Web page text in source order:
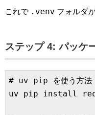
これで .venv フォルダ
ステップ 4: パッケ
# uv pip を使う方法
uv pip install